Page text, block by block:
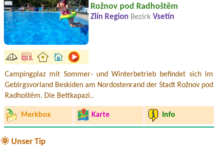
Rožnov pod Radhoštěm
Zlín Region Bezirk Vsetín
Campingplaz mit Sommer- und Winterbetrieb befindet sich im
Gebirgsvorland Beskiden am Nordostenrand der Stadt Rožnov pod
Radhoštěm. Die Bettkapazi..
Merkbox Karte Info
🌞 Unser Tip